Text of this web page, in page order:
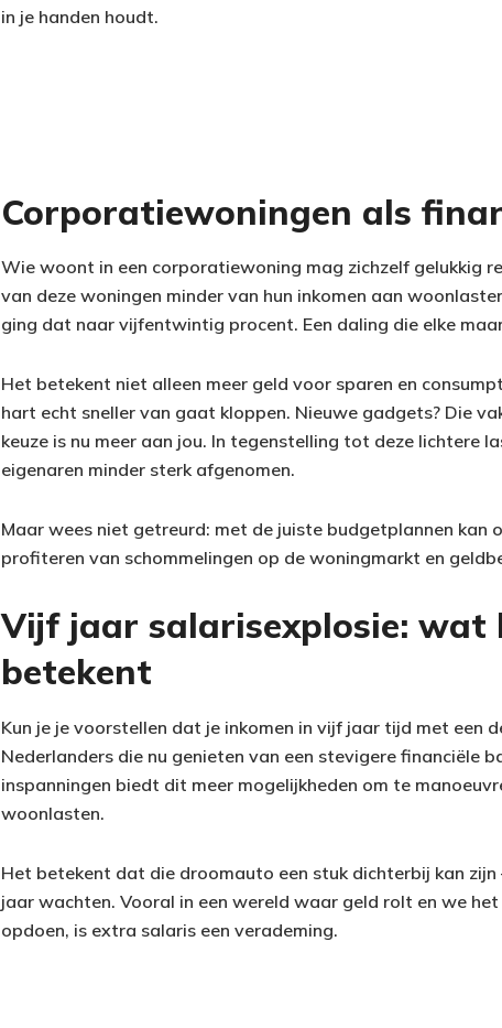
in je handen houdt.
Corporatiewoningen als
Wie woont in een corporatiewoning mag zichzelf gelukkig
van deze woningen minder van hun inkomen aan
ging dat naar vijfentwintig procent. Een daling die elke
Het betekent niet alleen meer geld voor sparen en
hart echt sneller van gaat kloppen. Nieuwe gadgets? Die
keuze is nu meer aan jou. In tegenstelling tot deze lichtere
eigenaren minder sterk afgenomen.
Maar wees niet getreurd: met de juiste budgetplannen kan
profiteren van schommelingen op de woningmarkt en
Vijf jaar salarisexplosie: wat
betekent
Kun je je voorstellen dat je inkomen in vijf jaar tijd met een
Nederlanders die nu genieten van een stevigere financiële
inspanningen biedt dit meer mogelijkheden om te
woonlasten.
Het betekent dat die droomauto een stuk dichterbij kan zijn
jaar wachten. Vooral in een wereld waar geld rolt en we
opdoen, is extra salaris een verademing.